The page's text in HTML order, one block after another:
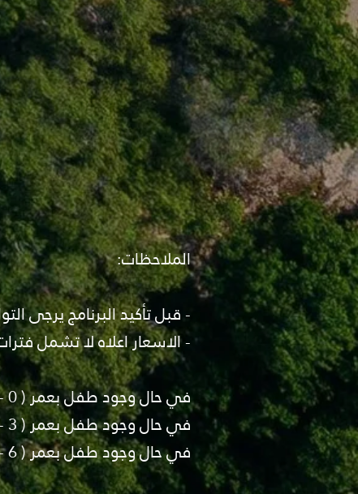
الملاحظات:
- قبل تأكيد البرنامج يرجى
- الاسعار اعلاه لا تشمل
في حال وجود طفل بعمر ( 0 - 2 ) فسيكون بقيمة 25 % من تكلفة الشخص البالغ.
في حال وجود طفل بعمر ( 3 - 5 ) فسيكون بقيمة 50 % من تكلفة الشخص البالغ.
في حال وجود طفل بعمر ( 6 - 12 ) فسيكون بقيمة 75 % من تكلفة الشخص البالغ.